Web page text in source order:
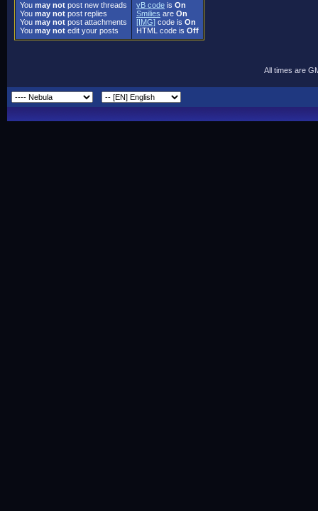
You may not post new threads
You may not post replies
You may not post attachments
You may not edit your posts
vB code is On
Smilies are On
[IMG] code is On
HTML code is Off
All times are